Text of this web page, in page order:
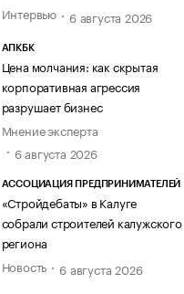
Интервью
6 августа 2026
АПКБК
Цена молчания: как скрытая
корпоративная агрессия
разрушает бизнес
Мнение эксперта
6 августа 2026
АССОЦИАЦИЯ ПРЕДПРИНИМАТЕЛЕЙ
«Стройдебаты» в Калуге
собрали строителей калужского
региона
Новость
6 августа 2026